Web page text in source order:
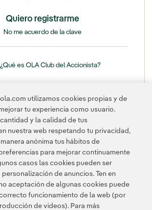
Quiero registrarme
No me acuerdo de la clave
¿Qué es OLA Club del Accionista?
por reCAPTCHA y se aplican la
Política
Términos de serviciode Google.
Política de Privacidad Información legal
Configuración de cookies Accesibilidad
utilizamos cookies propias y de
tu experiencia como usuario.
y la calidad de tus
nuestra web respetando tu privacidad,
anónima tus hábitos de
para mejorar continuamente
casos las cookies pueden ser
de anuncios. Ten en
aceptación de algunas cookies puede
funcionamiento de la web (por
de videos). Para más